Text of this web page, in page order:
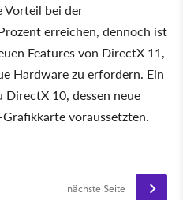
Vorteil bei der
erreichen, dennoch ist
Features von DirectX 11,
Hardware zu erfordern. Ein
10, dessen neue
voraussetzten.
nächste Seite